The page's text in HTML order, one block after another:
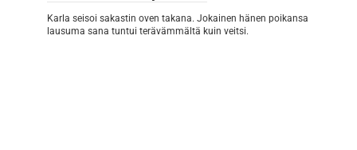
Karla seisoi sakastin oven takana. Jokainen hänen poikansa
lausuma sana tuntui terävämmältä kuin veitsi.